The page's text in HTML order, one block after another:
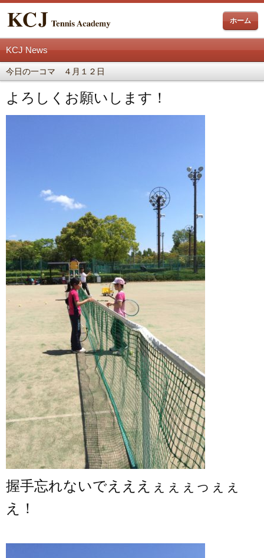
ホーム
KCJ News
今日の一コマ ４月１２日
よろしくお願いします！
握手忘れないでえええぇぇぇっぇぇ
え！